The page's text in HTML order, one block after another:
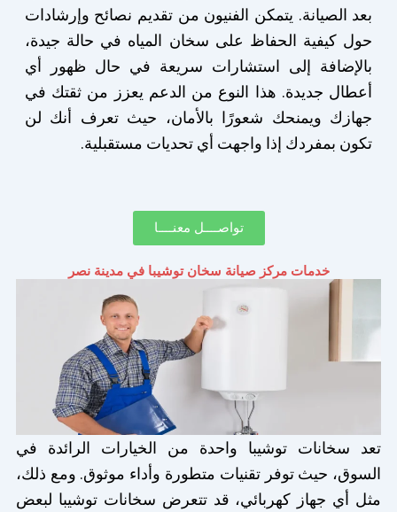
بعد الصيانة. يتمكن الفنيون من تقديم نصائح وإرشادات
حول كيفية الحفاظ على سخان المياه في حالة جيدة،
بالإضافة إلى استشارات سريعة في حال ظهور أي
أعطال جديدة. هذا النوع من الدعم يعزز من ثقتك في
جهازك ويمنحك شعورًا بالأمان، حيث تعرف أنك لن
تكون بمفردك إذا واجهت أي تحديات مستقبلية.
تواصــــل معنــــا
خدمات مركز صيانة سخان توشيبا في مدينة نصر
تعد سخانات توشيبا واحدة من الخيارات الرائدة في
السوق، حيث توفر تقنيات متطورة وأداء موثوق. ومع ذلك،
مثل أي جهاز كهربائي، قد تتعرض سخانات توشيبا لبعض